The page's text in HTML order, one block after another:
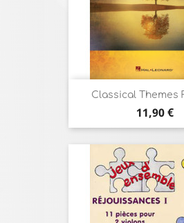
Classical Themes
Prix
11,90 €